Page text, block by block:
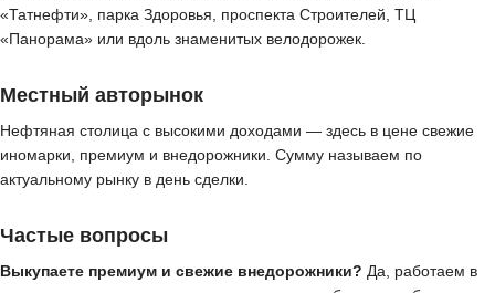
«Татнефти», парка Здоровья, проспекта Строителей, ТЦ
«Панорама» или вдоль знаменитых велодорожек.
Местный авторынок
Нефтяная столица с высокими доходами — здесь в цене свежие
иномарки, премиум и внедорожники. Сумму называем по
актуальному рынку в день сделки.
Частые вопросы
Выкупаете премиум и свежие внедорожники? Да, работаем в